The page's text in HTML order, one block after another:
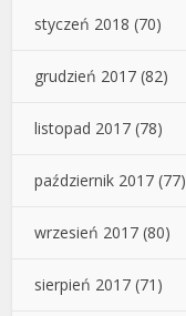
styczeń 2018 (70)
grudzień 2017 (82)
listopad 2017 (78)
październik 2017 (77)
wrzesień 2017 (80)
sierpień 2017 (71)